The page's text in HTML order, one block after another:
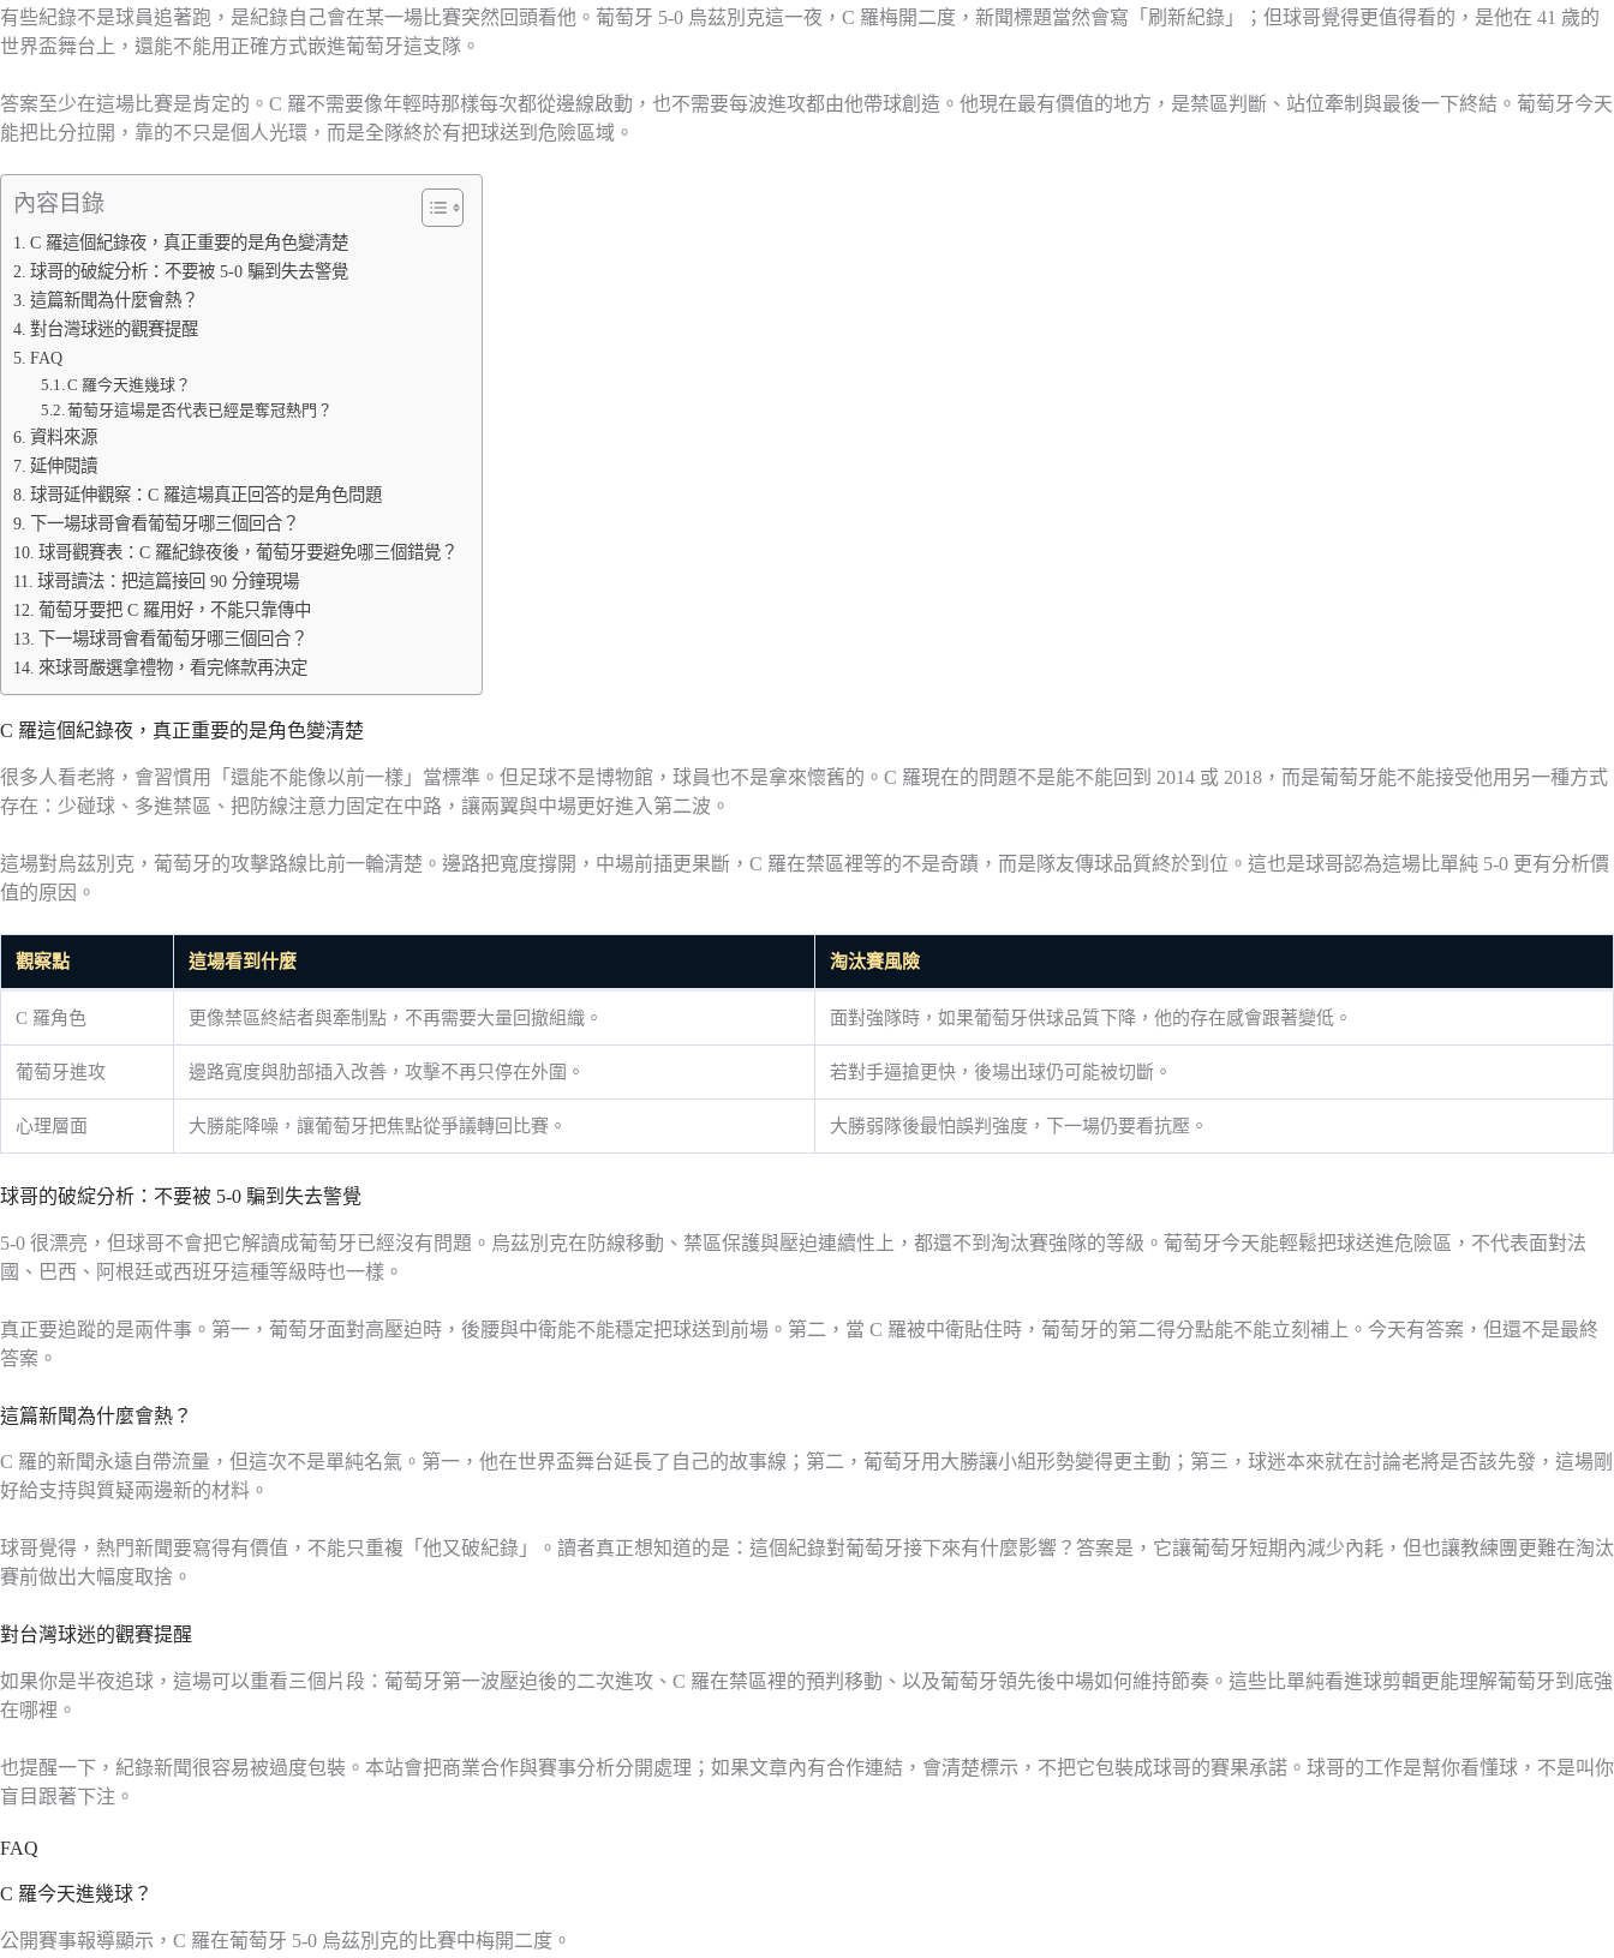
有些紀錄不是球員追著跑，是紀錄自己會在某一場比賽突然回頭看他。葡萄牙 5-0 烏茲別克這一夜，C 羅梅開二度，新聞標題當然會寫「刷新紀錄」；但球哥覺得更值得看的，是他在 41 歲的
世界盃舞台上，還能不能用正確方式嵌進葡萄牙這支隊。
答案至少在這場比賽是肯定的。C 羅不需要像年輕時那樣每次都從邊線啟動，也不需要每波進攻都由他帶球創造。他現在最有價值的地方，是禁區判斷、站位牽制與最後一下終結。葡萄牙今天
能把比分拉開，靠的不只是個人光環，而是全隊終於有把球送到危險區域。
內容目錄
C 羅這個紀錄夜，真正重要的是角色變清楚
球哥的破綻分析：不要被 5-0 騙到失去警覺
這篇新聞為什麼會熱？
對台灣球迷的觀賽提醒
FAQ
C 羅今天進幾球？
葡萄牙這場是否代表已經是奪冠熱門？
資料來源
延伸閱讀
球哥延伸觀察：C 羅這場真正回答的是角色問題
下一場球哥會看葡萄牙哪三個回合？
球哥觀賽表：C 羅紀錄夜後，葡萄牙要避免哪三個錯覺？
球哥讀法：把這篇接回 90 分鐘現場
葡萄牙要把 C 羅用好，不能只靠傳中
下一場球哥會看葡萄牙哪三個回合？
來球哥嚴選拿禮物，看完條款再決定
C 羅這個紀錄夜，真正重要的是角色變清楚
很多人看老將，會習慣用「還能不能像以前一樣」當標準。但足球不是博物館，球員也不是拿來懷舊的。C 羅現在的問題不是能不能回到 2014 或 2018，而是葡萄牙能不能接受他用另一種方式
存在：少碰球、多進禁區、把防線注意力固定在中路，讓兩翼與中場更好進入第二波。
這場對烏茲別克，葡萄牙的攻擊路線比前一輪清楚。邊路把寬度撐開，中場前插更果斷，C 羅在禁區裡等的不是奇蹟，而是隊友傳球品質終於到位。這也是球哥認為這場比單純 5-0 更有分析價
值的原因。
觀察點 這場看到什麼 淘汰賽風險
C 羅角色 更像禁區終結者與牽制點，不再需要大量回撤組織。 面對強隊時，如果葡萄牙供球品質下降，他的存在感會跟著變低。
葡萄牙進攻 邊路寬度與肋部插入改善，攻擊不再只停在外圍。 若對手逼搶更快，後場出球仍可能被切斷。
心理層面 大勝能降噪，讓葡萄牙把焦點從爭議轉回比賽。 大勝弱隊後最怕誤判強度，下一場仍要看抗壓。
球哥的破綻分析：不要被 5-0 騙到失去警覺
5-0 很漂亮，但球哥不會把它解讀成葡萄牙已經沒有問題。烏茲別克在防線移動、禁區保護與壓迫連續性上，都還不到淘汰賽強隊的等級。葡萄牙今天能輕鬆把球送進危險區，不代表面對法
國、巴西、阿根廷或西班牙這種等級時也一樣。
真正要追蹤的是兩件事。第一，葡萄牙面對高壓迫時，後腰與中衛能不能穩定把球送到前場。第二，當 C 羅被中衛貼住時，葡萄牙的第二得分點能不能立刻補上。今天有答案，但還不是最終
答案。
這篇新聞為什麼會熱？
C 羅的新聞永遠自帶流量，但這次不是單純名氣。第一，他在世界盃舞台延長了自己的故事線；第二，葡萄牙用大勝讓小組形勢變得更主動；第三，球迷本來就在討論老將是否該先發，這場剛
好給支持與質疑兩邊新的材料。
球哥覺得，熱門新聞要寫得有價值，不能只重複「他又破紀錄」。讀者真正想知道的是：這個紀錄對葡萄牙接下來有什麼影響？答案是，它讓葡萄牙短期內減少內耗，但也讓教練團更難在淘汰
賽前做出大幅度取捨。
對台灣球迷的觀賽提醒
如果你是半夜追球，這場可以重看三個片段：葡萄牙第一波壓迫後的二次進攻、C 羅在禁區裡的預判移動、以及葡萄牙領先後中場如何維持節奏。這些比單純看進球剪輯更能理解葡萄牙到底強
在哪裡。
也提醒一下，紀錄新聞很容易被過度包裝。本站會把商業合作與賽事分析分開處理；如果文章內有合作連結，會清楚標示，不把它包裝成球哥的賽果承諾。球哥的工作是幫你看懂球，不是叫你
盲目跟著下注。
FAQ
C 羅今天進幾球？
公開賽事報導顯示，C 羅在葡萄牙 5-0 烏茲別克的比賽中梅開二度。